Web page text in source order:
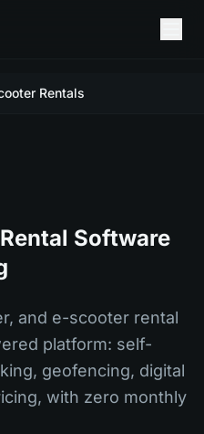
Rentals
Software
and e-scooter rental
platform: self-
geofencing, digital
with zero monthly